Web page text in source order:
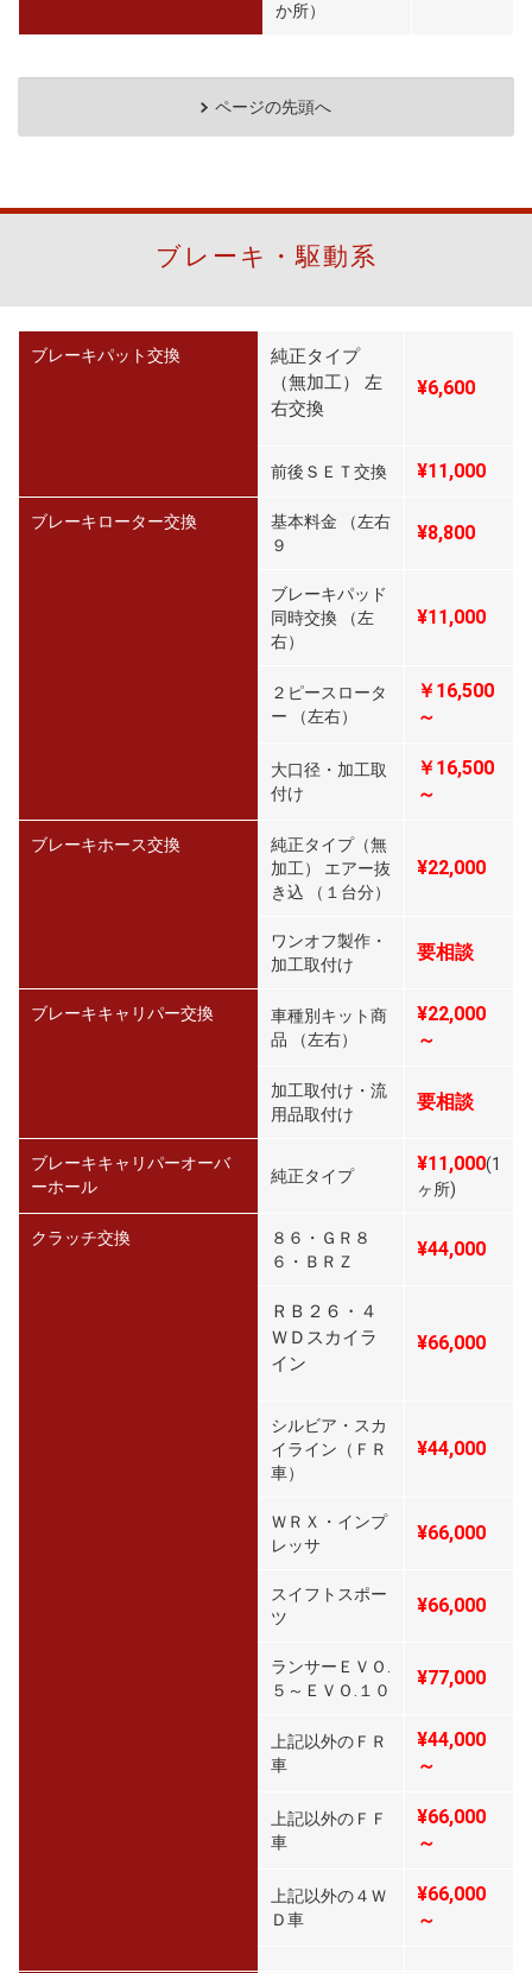
か所）
ページの先頭へ
ブレーキ・駆動系
ブレーキパット交換
純正タイプ
（無加工） 左
右交換
¥6,600
前後ＳＥＴ交換 ¥11,000
ブレーキローター交換
基本料金 （左右
９
¥8,800
ブレーキパッド
同時交換 （左
右）
¥11,000
２ピースロータ
ー （左右）
￥16,500
～
大口径・加工取
付け
￥16,500
～
ブレーキホース交換
純正タイプ（無
加工） エアー抜
き込 （１台分）
¥22,000
ワンオフ製作・
加工取付け
要相談
ブレーキキャリパー交換
車種別キット商
品 （左右）
¥22,000
～
加工取付け・流
用品取付け
要相談
ブレーキキャリパーオーバ
ーホール
純正タイプ
¥11,000(1
ヶ所)
クラッチ交換
８６・ＧＲ８
６・ＢＲＺ
¥44,000
ＲＢ２６・４
ＷＤスカイラ
イン
¥66,000
シルビア・スカ
イライン（ＦＲ
車）
¥44,000
ＷＲＸ・インプ
レッサ
¥66,000
スイフトスポー
ツ
¥66,000
ランサーＥＶＯ.
５～ＥＶＯ.１０
¥77,000
上記以外のＦＲ
車
¥44,000
～
上記以外のＦＦ
車
¥66,000
～
上記以外の４Ｗ
Ｄ車
¥66,000
～